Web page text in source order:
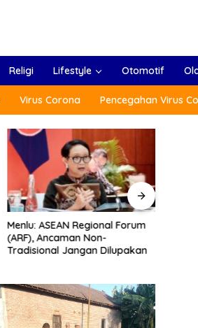
Religi Lifestyle Otomotif
Virus Corona Pencegahan Virus
Menlu: ASEAN Regional Forum
(ARF), Ancaman Non-
Tradisional Jangan Dilupakan